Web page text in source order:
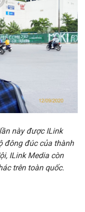
này được ILink
đông đúc của thành
ILink Media còn
trên toàn quốc.